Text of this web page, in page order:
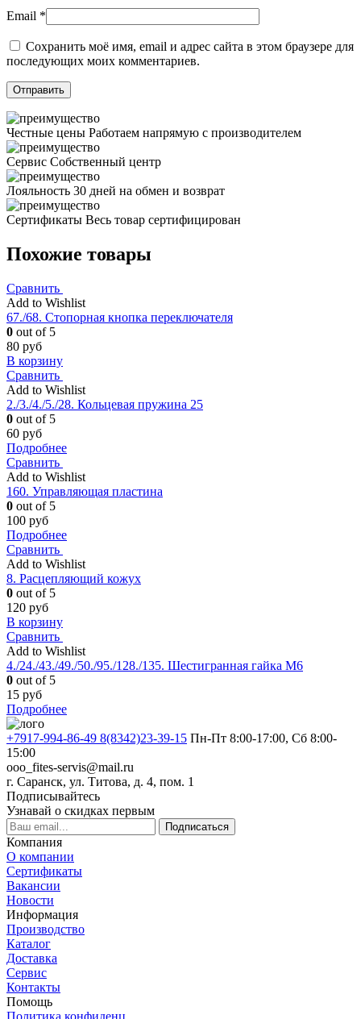
Email *
Сохранить моё имя, email и адрес сайта в этом браузере для
последующих моих комментариев.
Честные цены Работаем напрямую с производителем
Сервис Собственный центр
Лояльность 30 дней на обмен и возврат
Сертификаты Весь товар сертифицирован
Похожие товары
Сравнить
Add to Wishlist
67./68. Стопорная кнопка переключателя
0 out of 5
80 руб
В корзину
Сравнить
Add to Wishlist
2./3./4./5./28. Кольцевая пружина 25
0 out of 5
60 руб
Подробнее
Сравнить
Add to Wishlist
160. Управляющая пластина
0 out of 5
100 руб
Подробнее
Сравнить
Add to Wishlist
8. Расцепляющий кожух
0 out of 5
120 руб
В корзину
Сравнить
Add to Wishlist
4./24./43./49./50./95./128./135. Шестигранная гайка М6
0 out of 5
15 руб
Подробнее
+7917-994-86-49 8(8342)23-39-15 Пн-Пт 8:00-17:00, Сб 8:00-
15:00
ooo_fites-servis@mail.ru
г. Саранск, ул. Титова, д. 4, пом. 1
Подписывайтесь
Узнавай о скидках первым
Подписаться
Компания
О компании
Сертификаты
Вакансии
Новости
Информация
Производство
Каталог
Доставка
Сервис
Контакты
Помощь
Политика конфиденц.